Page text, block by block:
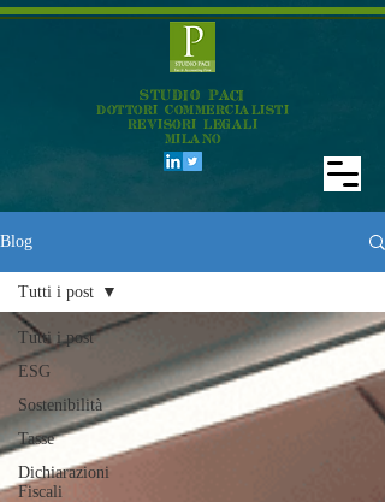
STUDIO PACI
DOTTORI COMMERCIALISTI
REVISORI LEGALI
MILANO
Blog
Tutti i post
ESG
Sostenibilità
Tasse
Dichiarazioni
Fiscali
Tutti i post